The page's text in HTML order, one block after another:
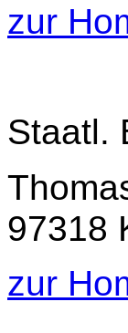
zur
Staatl.
97318
zur